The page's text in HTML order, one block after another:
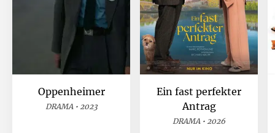
Oppenheimer
DRAMA • 2023
Ein fast perfekter
Antrag
DRAMA • 2026